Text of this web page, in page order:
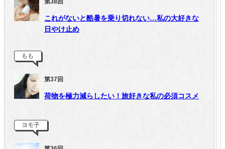
第38回
これがないと酷暑を乗り切れない…私の大好きな
日やけ止め
もも
第37回
荷物を極力減らしたい！旅好きな私の必須コスメ
ヨモ子